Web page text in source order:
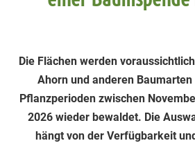
Die Flächen werden
Ahorn und anderen
Pflanzperioden zwischen
2026 wieder bewaldet. Die
hängt von der Verfügbarkeit